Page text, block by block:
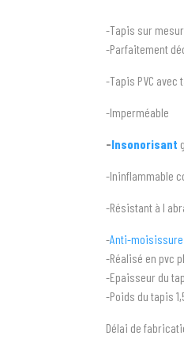
-Tapis sur
-Parfaitement
-Tapis PVC
-Imperméable
-Insonorisant
-Ininflammable
-Résistant à l
-Anti-moisissure
-Réalisé en pvc
-Epaisseur du
-Poids du tapis
Délai de